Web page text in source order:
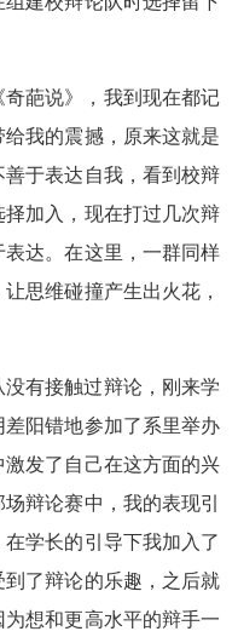
葩说》，我到现在都记
我的震撼，原来这就是
于表达自我，看到校辩
加入，现在打过几次辩
达。在这里，一群同样
思维碰撞产生出火花，
有接触过辩论，刚来学
阳错地参加了系里举办
发了自己在这方面的兴
辩论赛中，我的表现引
学长的引导下我加入了
了辩论的乐趣，之后就
想和更高水平的辩手一